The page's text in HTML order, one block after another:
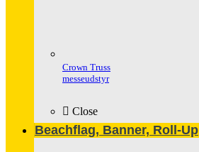
Crown Truss
messeudstyr
Close
Beachflag, Banner, Roll-Up